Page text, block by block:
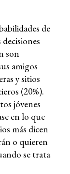
de
son
amigos
y sitios
(20%).
jóvenes
en lo que
más dicen
o quieren
se trata